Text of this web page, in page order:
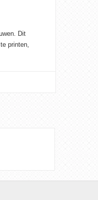
Dit
printen,